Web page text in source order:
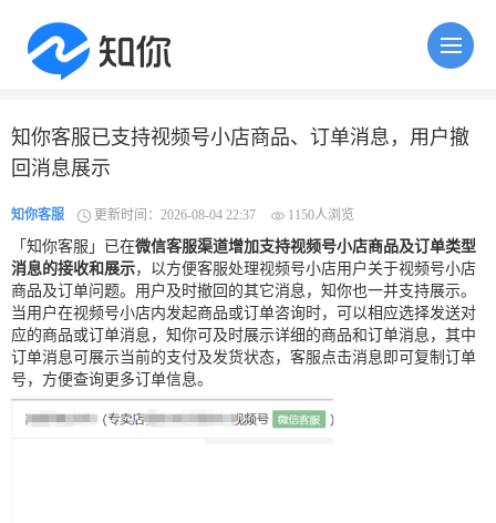
知你客服已支持视频号小店商品、订单消息，用户撤
回消息展示
知你客服 更新时间：2026-08-04 22:37 1150人浏览
「知你客服」已在微信客服渠道增加支持视频号小店商品及订单类型
消息的接收和展示，以方便客服处理视频号小店用户关于视频号小店
商品及订单问题。用户及时撤回的其它消息，知你也一并支持展示。
当用户在视频号小店内发起商品或订单咨询时，可以相应选择发送对
应的商品或订单消息，知你可及时展示详细的商品和订单消息，其中
订单消息可展示当前的支付及发货状态，客服点击消息即可复制订单
号，方便查询更多订单信息。